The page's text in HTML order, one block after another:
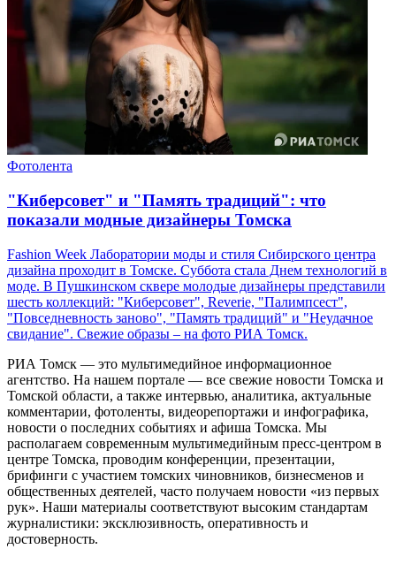
Фотолента
"Киберсовет" и "Память традиций": что
показали модные дизайнеры Томска
Fashion Week Лаборатории моды и стиля Сибирского центра
дизайна проходит в Томске. Суббота стала Днем технологий в
моде. В Пушкинском сквере молодые дизайнеры представили
шесть коллекций: "Киберсовет", Reverie, "Палимпсест",
"Повседневность заново", "Память традиций" и "Неудачное
свидание". Свежие образы – на фото РИА Томск.
РИА Томск — это мультимедийное информационное
агентство. На нашем портале — все свежие новости Томска и
Томской области, а также интервью, аналитика, актуальные
комментарии, фотоленты, видеорепортажи и инфографика,
новости о последних событиях и афиша Томска. Мы
располагаем современным мультимедийным пресс-центром в
центре Томска, проводим конференции, презентации,
брифинги с участием томских чиновников, бизнесменов и
общественных деятелей, часто получаем новости «из первых
рук». Наши материалы соответствуют высоким стандартам
журналистики: эксклюзивность, оперативность и
достоверность.